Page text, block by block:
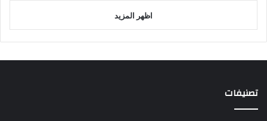
اظهر المزيد
تصنيفات